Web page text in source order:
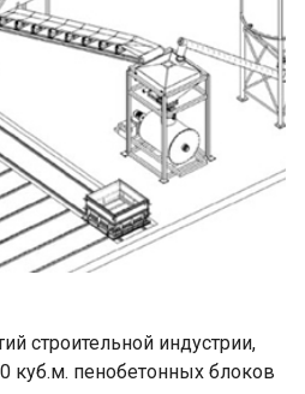
строительной индустрии,
куб.м. пенобетонных блоков